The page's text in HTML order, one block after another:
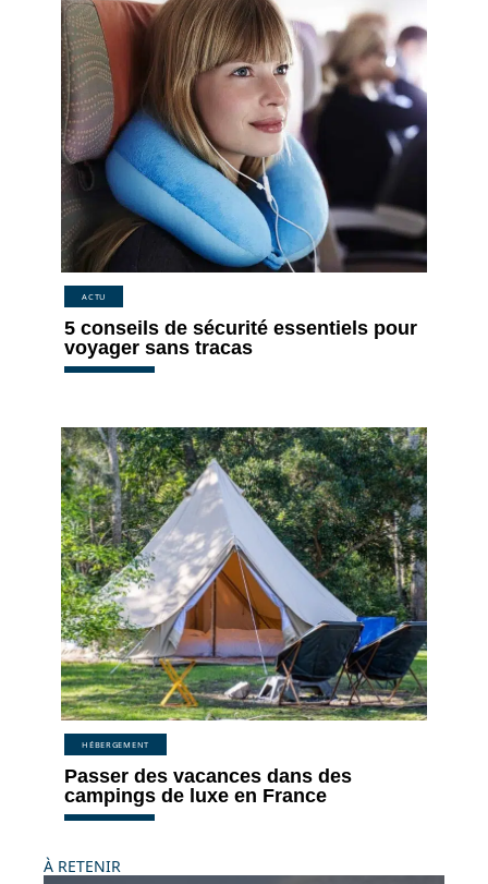
ACTU
5 conseils de sécurité essentiels pour
voyager sans tracas
HÉBERGEMENT
Passer des vacances dans des
campings de luxe en France
À RETENIR